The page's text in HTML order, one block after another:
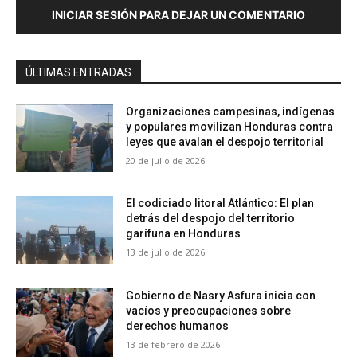
INICIAR SESIÓN PARA DEJAR UN COMENTARIO
ÚLTIMAS ENTRADAS
Organizaciones campesinas, indígenas
y populares movilizan Honduras contra
leyes que avalan el despojo territorial
20 de julio de 2026
El codiciado litoral Atlántico: El plan
detrás del despojo del territorio
garífuna en Honduras
13 de julio de 2026
Gobierno de Nasry Asfura inicia con
vacíos y preocupaciones sobre
derechos humanos
13 de febrero de 2026